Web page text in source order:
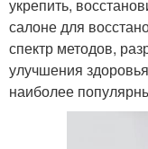
укрепить,
салоне для
спектр методов,
улучшения
наиболее